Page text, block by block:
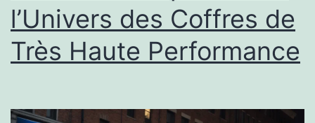
l’Univers des Coffres de
Très Haute Performance